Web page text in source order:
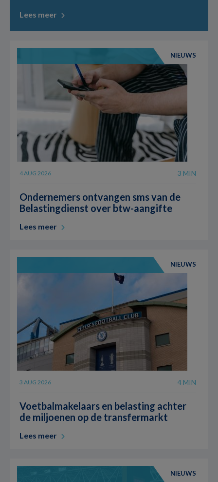
Lees meer
NIEUWS
4 AUG 2026 3 MIN
Ondernemers ontvangen sms van de
Belastingdienst over btw-aangifte
Lees meer
NIEUWS
3 AUG 2026 4 MIN
Voetbalmakelaars en belasting achter
de miljoenen op de transfermarkt
Lees meer
NIEUWS